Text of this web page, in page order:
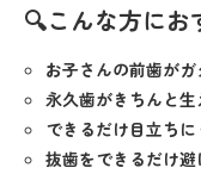
🔍こんな方にお
お子さんの前歯が
永久歯がきちんと
できるだけ目立ち
抜歯をできるだけ